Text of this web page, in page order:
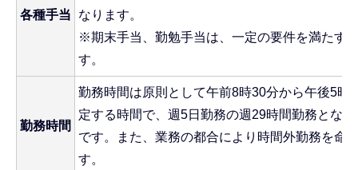
各種手当
なります。
※期末手当、勤勉手当は、一定の要件を満たす
す。
勤務時間
勤務時間は原則として午前8時30分から午後5時
定する時間で、週5日勤務の週29時間勤務とな
です。また、業務の都合により時間外勤務を命
す。